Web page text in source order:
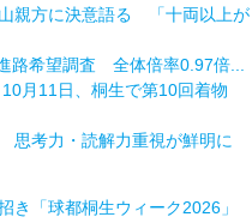
親方に決意語る 「十両以上が
路希望調査 全体倍率0.97倍...
月11日、桐生で第10回着物
思考力・読解力重視が鮮明に
き「球都桐生ウィーク2026」